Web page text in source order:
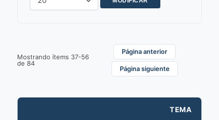
Mostrando ítems 37-56
de 84
Página anterior
Página siguiente
TEMA